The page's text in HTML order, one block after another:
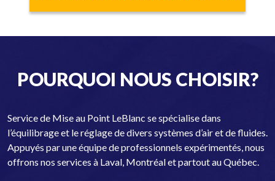
POURQUOI NOUS CHOISIR?
Service de Mise au Point LeBlanc se spécialise dans
l’équilibrage et le réglage de divers systèmes d’air et de fluides.
Appuyés par une équipe de professionnels expérimentés, nous
offrons nos services à Laval, Montréal et partout au Québec.